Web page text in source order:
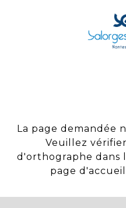
La page demandée
Veuillez
d'orthographe dans
page